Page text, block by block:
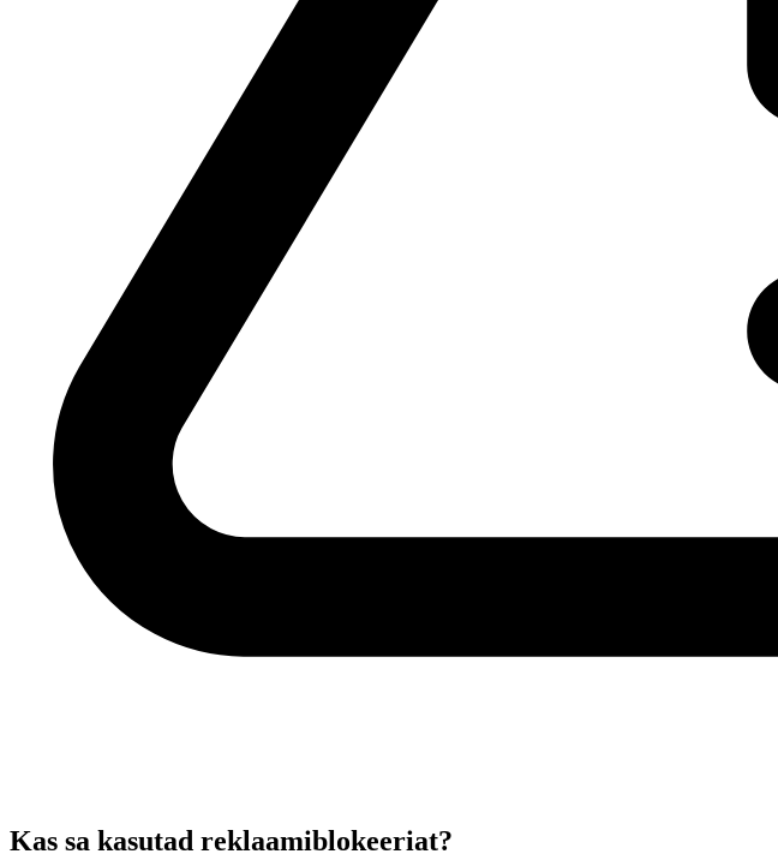
Kas sa kasutad reklaamiblokeeriat?